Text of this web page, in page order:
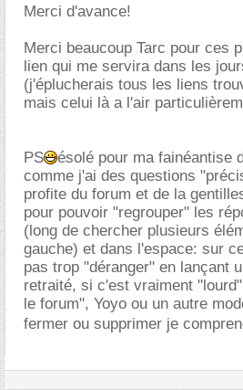
Merci d'avance!
Merci beaucoup Tarc pour ces
lien qui me servira dans les
(j'éplucherais tous les liens
mais celui là a l'air
PS ésolé pour ma fainéantise
comme j'ai des questions
profite du forum et de la
pour pouvoir "regrouper" les
(long de chercher plusieurs
gauche) et dans l'espace: sur
pas trop "déranger" en lançant
retraité, si c'est vraiment
le forum", Yoyo ou un autre
fermer ou supprimer je